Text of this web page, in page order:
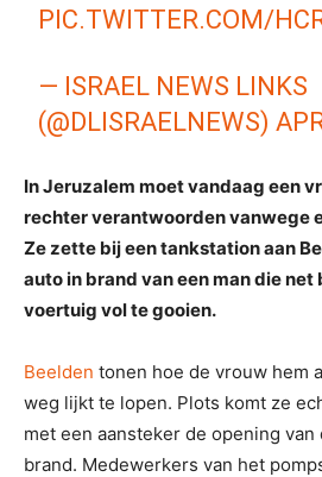
PIC.TWITTER.COM/
— ISRAEL NEWS LINKS
(@DLISRAELNEWS)
In Jeruzalem moet vandaag een
rechter verantwoorden vanwege
Ze zette bij een tankstation aan
auto in brand van een man die net
voertuig vol te gooien.
Beelden tonen hoe de vrouw hem
weg lijkt te lopen. Plots komt ze
met een aansteker de opening
brand. Medewerkers van het